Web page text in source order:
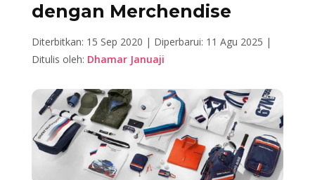
dengan Merchendise
Diterbitkan: 15 Sep 2020 | Diperbarui: 11 Agu 2025 |
Ditulis oleh: Dhamar Januaji